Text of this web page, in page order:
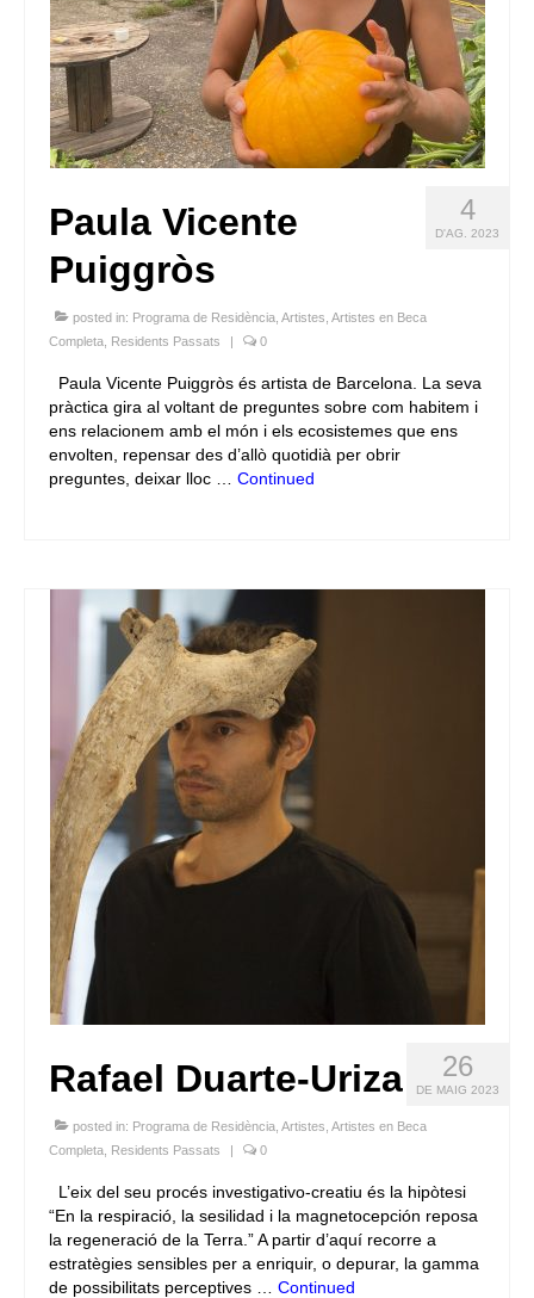
4
D'AG. 2023
Paula Vicente
Puiggròs
posted in: Programa de Residència Artistes Artistes en Beca
Completa Residents Passats | 0
Paula Vicente Puiggròs és artista de Barcelona. La seva
pràctica gira al voltant de preguntes sobre com habitem i
ens relacionem amb el món i els ecosistemes que ens
envolten, repensar des d’allò quotidià per obrir
preguntes, deixar lloc … Continued
26
DE MAIG 2023
Rafael Duarte-Uriza
posted in: Programa de Residència Artistes Artistes en Beca
Completa Residents Passats | 0
L’eix del seu procés investigativo-creatiu és la hipòtesi
“En la respiració, la sesilidad i la magnetocepción reposa
la regeneració de la Terra.” A partir d’aquí recorre a
estratègies sensibles per a enriquir, o depurar, la gamma
de possibilitats perceptives … Continued